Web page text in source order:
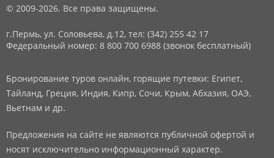
© 2009-2026. Все права защищены.
г.Пермь, ул. Соловьева, д.12, тел: (342) 255 42 17
Федеральный номер: 8 800 700 6988 (звонок бесплатный)
Бронирование туров онлайн, горящие путевки: Египет,
Тайланд, Греция, Индия, Кипр, Сочи, Крым, Абхазия, ОАЭ,
Вьетнам и др.
Предложения на сайте не являются публичной офертой и
носят исключительно информационный характер.